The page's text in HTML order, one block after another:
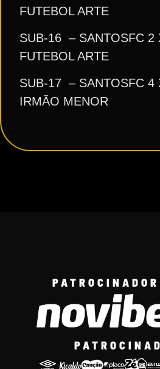
FUTEBOL ARTE
SUB-16 – SANTOSFC 2
FUTEBOL ARTE
SUB-17 – SANTOSFC 4
IRMÃO MENOR